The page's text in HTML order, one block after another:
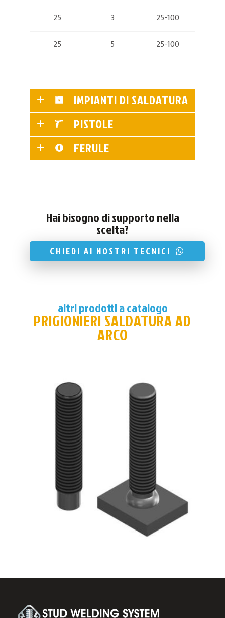
25
3
25-100
25
5 25-100
IMPIANTI DI SALDATURA
PISTOLE
FERULE
Hai bisogno di supporto nella
scelta?
CHIEDI AI NOSTRI TECNICI
altri prodotti a catalogo
PRIGIONIERI SALDATURA AD
ARCO